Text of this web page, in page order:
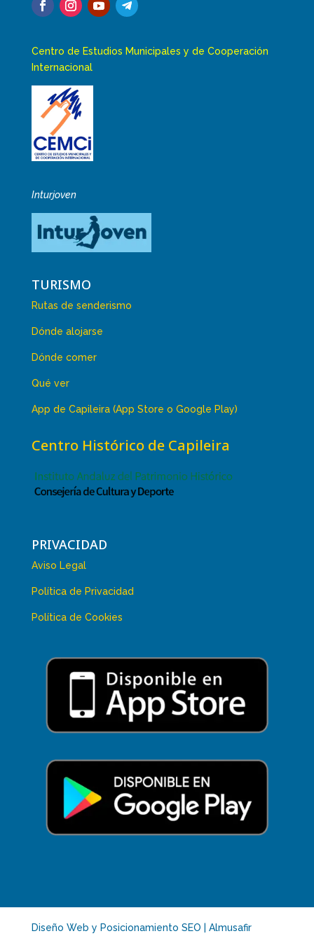
Centro de Estudios Municipales y de Cooperación
Internacional
Inturjoven
TURISMO
Rutas de senderismo
Dónde alojarse
Dónde comer
Qué ver
App de Capileira (App Store o Google Play)
Centro Histórico de Capileira
PRIVACIDAD
Aviso Legal
Política de Privacidad
Política de Cookies
Diseño Web y Posicionamiento SEO | Almusafir